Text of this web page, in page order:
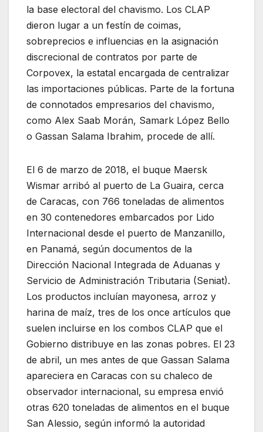
la base electoral del chavismo. Los CLAP
dieron lugar a un festín de coimas,
sobreprecios e influencias en la asignación
discrecional de contratos por parte de
Corpovex, la estatal encargada de centralizar
las importaciones públicas. Parte de la fortuna
de connotados empresarios del chavismo,
como Alex Saab Morán, Samark López Bello
o Gassan Salama Ibrahim, procede de allí.
El 6 de marzo de 2018, el buque Maersk
Wismar arribó al puerto de La Guaira, cerca
de Caracas, con 766 toneladas de alimentos
en 30 contenedores embarcados por Lido
Internacional desde el puerto de Manzanillo,
en Panamá, según documentos de la
Dirección Nacional Integrada de Aduanas y
Servicio de Administración Tributaria (Seniat).
Los productos incluían mayonesa, arroz y
harina de maíz, tres de los once artículos que
suelen incluirse en los combos CLAP que el
Gobierno distribuye en las zonas pobres. El 23
de abril, un mes antes de que Gassan Salama
apareciera en Caracas con su chaleco de
observador internacional, su empresa envió
otras 620 toneladas de alimentos en el buque
San Alessio, según informó la autoridad